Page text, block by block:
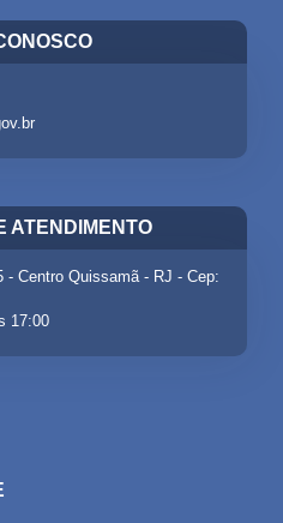
ATENDIMENTO
- Centro Quissamã - RJ - Cep:
17:00